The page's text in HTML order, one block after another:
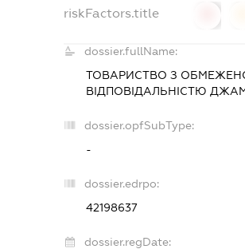
riskFactors.title
dossier.fullName:
ТОВАРИСТВО З
ВІДПОВІДАЛЬНІСТЮ
dossier.opfSubType:
-
dossier.edrpo:
42198637
dossier.regDate: